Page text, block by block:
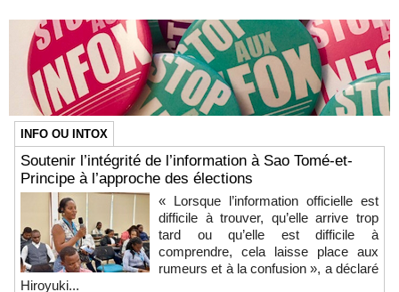
INFO OU INTOX
Soutenir l’intégrité de l’information à Sao Tomé-et-
Principe à l’approche des élections
« Lorsque l’information officielle est
difficile à trouver, qu’elle arrive trop
tard ou qu’elle est difficile à
comprendre, cela laisse place aux
rumeurs et à la confusion », a déclaré
Hiroyuki...